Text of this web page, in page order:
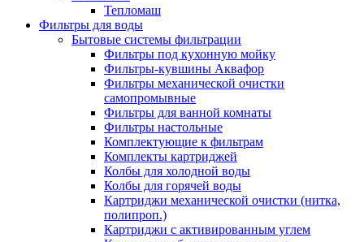
Тепломаш
Фильтры для воды
Бытовые системы фильтрации
Фильтры под кухонную мойку
Фильтры-кувшины Аквафор
Фильтры механической очистки
самопромывные
Фильтры для ванной комнаты
Фильтры настольные
Комплектующие к фильтрам
Комплекты картриджей
Колбы для холодной воды
Колбы для горячей воды
Картриджи механической очистки (нитка,
полипроп.)
Картриджи с активированным углем